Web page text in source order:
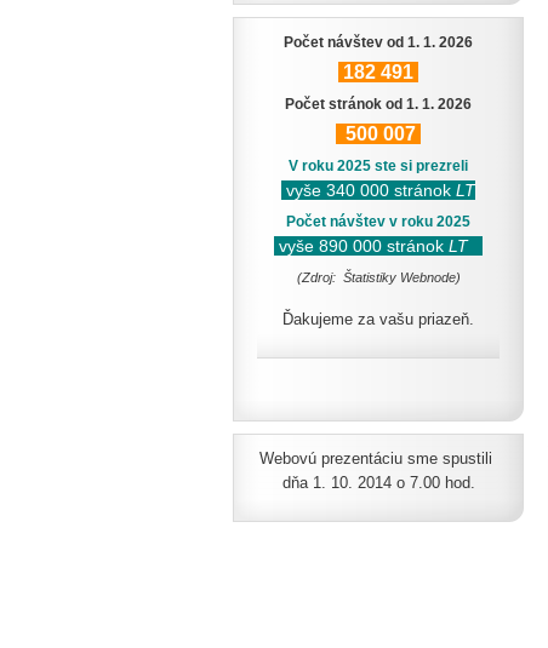
Počet návštev od 1. 1. 2026
182 491
Počet stránok od 1. 1. 2026
500 007
V roku 2025 ste si prezreli
vyše 340 000 stránok LT
Počet návštev v roku 2025
vyše 890 000 stránok LT
(Zdroj: Štatistiky Webnode)
Ďakujeme za vašu priazeň.
Webovú prezentáciu sme spustili
dňa 1. 10. 2014 o 7.00 hod.